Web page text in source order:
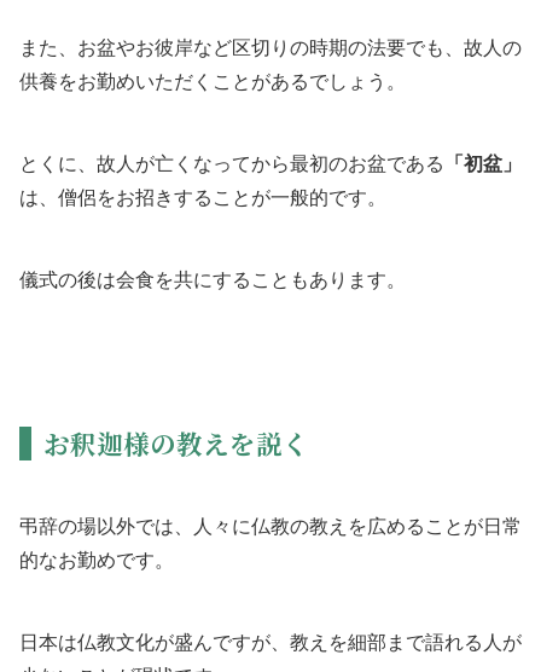
また、お盆やお彼岸など区切りの時期の法要でも、故人の
供養をお勤めいただくことがあるでしょう。
とくに、故人が亡くなってから最初のお盆である 「初盆」
は、僧侶をお招きすることが一般的です。
儀式の後は会食を共にすることもあります。
お釈迦様の教えを説く
弔辞の場以外では、人々に仏教の教えを広めることが日常
的なお勤めです。
日本は仏教文化が盛んですが、教えを細部まで語れる人が